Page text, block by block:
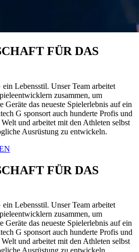
FÜR DAS
Lebensstil. Unser Team arbeitet
zusammen, um
Geräte das neueste Spielerlebnis auf ein
G sponsort auch hunderte Profis und
und arbeitet mit den Athleten selbst
Ausrüstung zu entwickeln.
FÜR DAS
Lebensstil. Unser Team arbeitet
zusammen, um
Geräte das neueste Spielerlebnis auf ein
G sponsort auch hunderte Profis und
und arbeitet mit den Athleten selbst